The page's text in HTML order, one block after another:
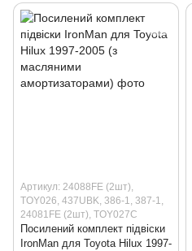
Артикул: 24088FE (2шт),
TOY026, 437UBK, 386-1, 387-1,
24081FE (2шт), TOY027C
Посилений комплект підвіски
IronMan для Toyota Hilux 1997-